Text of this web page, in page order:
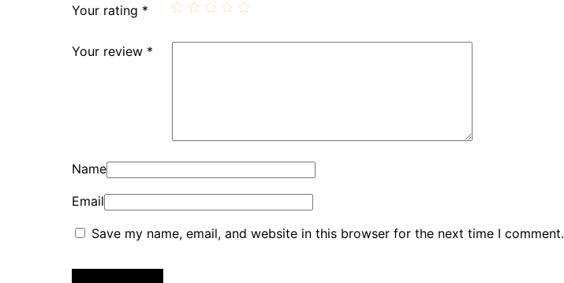
Your rating *
Your review *
Name
Email
Save my name, email, and website in this browser for the next time I comment.